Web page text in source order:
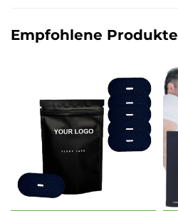
Empfohlene Produkte